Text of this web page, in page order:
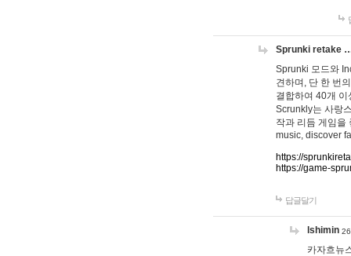
Sprunki retake
Sprunki 모드와
견하며, 단 한 번
결합하여 40개
Scrunkly는 사랑
작과 리듬 게임을
music, discover
https://
https://game-
답글달기
lshimin
카자흐뉴